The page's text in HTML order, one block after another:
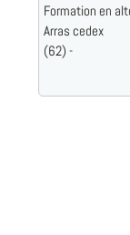
Formation en
Arras cedex
(62) -